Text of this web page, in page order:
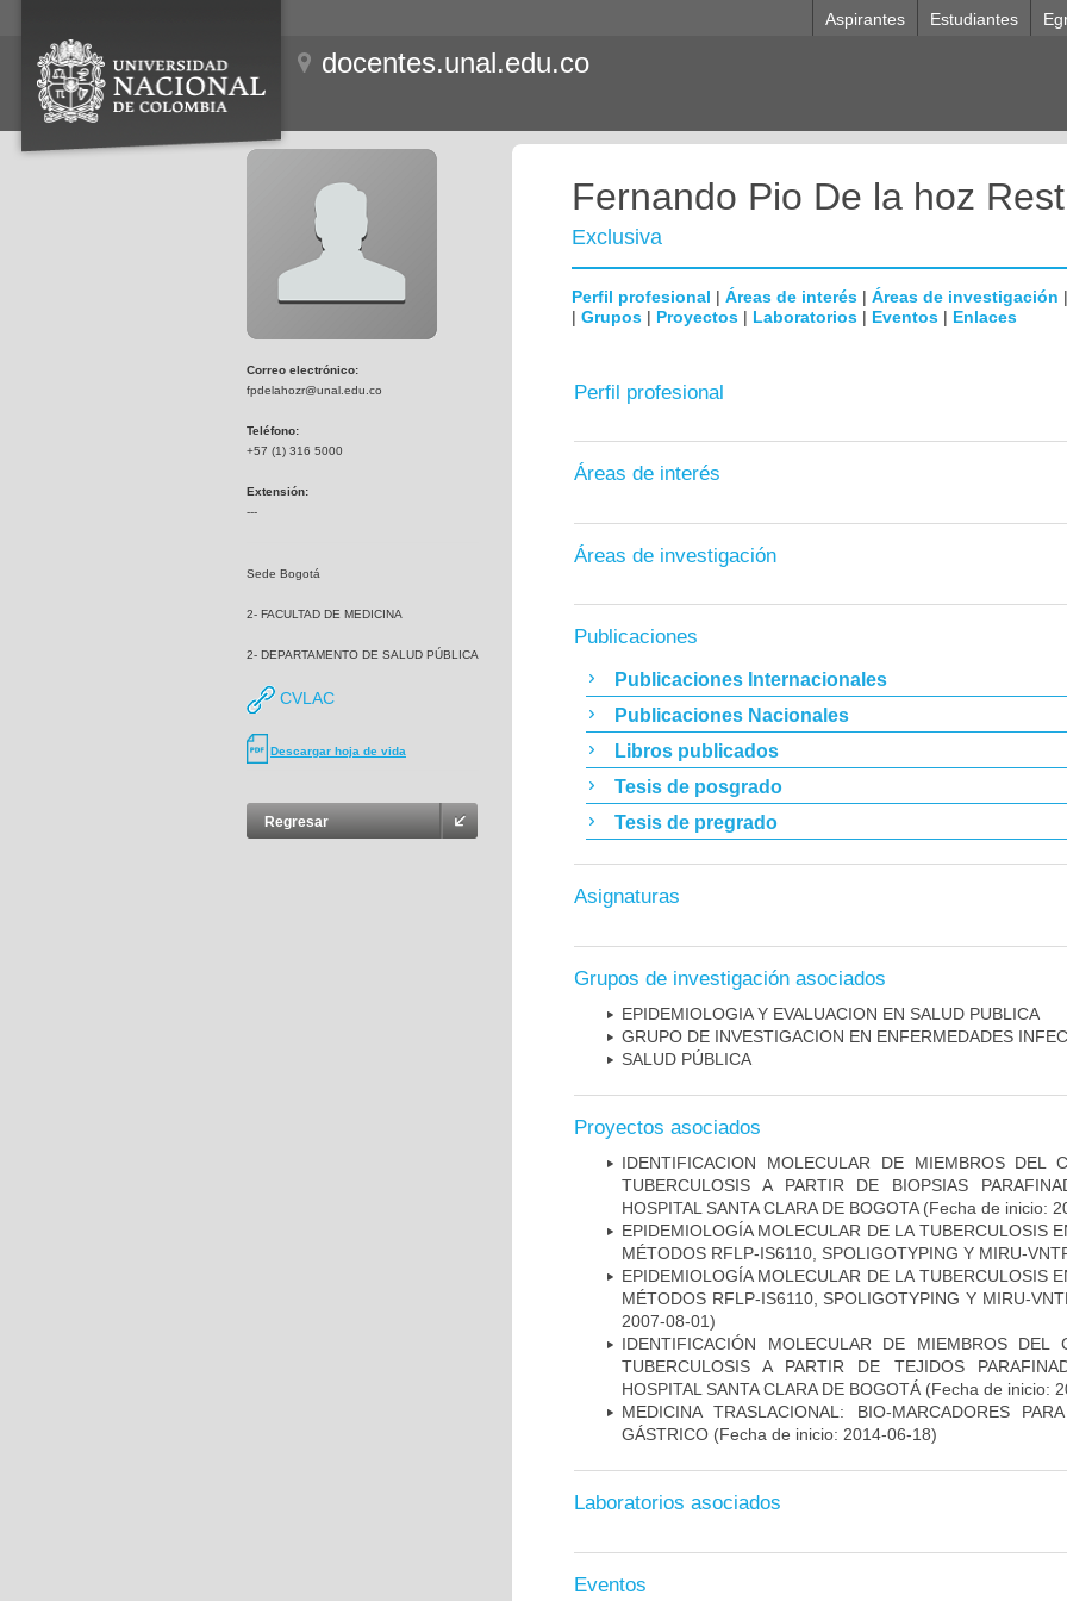
Aspirantes Estudiantes
docentes.unal.edu.co
Correo electrónico:
fpdelahozr@unal.edu.co
Teléfono:
+57 (1) 316 5000
Extensión:
---
Sede Bogotá
2- FACULTAD DE MEDICINA
2- DEPARTAMENTO DE SALUD PÚBLICA
CVLAC
Descargar hoja de vida
Regresar
Fernando Pio De la hoz
Exclusiva
Perfil profesional | Áreas de interés | Áreas de investigación |
| Grupos | Proyectos | Laboratorios | Eventos | Enlaces
Perfil profesional
Áreas de interés
Áreas de investigación
Publicaciones
Publicaciones Internacionales
Publicaciones Nacionales
Libros publicados
Tesis de posgrado
Tesis de pregrado
Asignaturas
Grupos de investigación asociados
EPIDEMIOLOGIA Y EVALUACION EN SALUD PUBLICA
GRUPO DE INVESTIGACION EN ENFERMEDADES
SALUD PÚBLICA
Proyectos asociados
IDENTIFICACION MOLECULAR DE MIEMBROS DEL
TUBERCULOSIS A PARTIR DE BIOPSIAS
HOSPITAL SANTA CLARA DE BOGOTA(Fecha de inicio:
EPIDEMIOLOGÍA MOLECULAR DE LA TUBERCULOSIS
MÉTODOS RFLP-IS6110, SPOLIGOTYPING Y MIRU-
EPIDEMIOLOGÍA MOLECULAR DE LA TUBERCULOSIS
MÉTODOS RFLP-IS6110, SPOLIGOTYPING Y MIRU-
2007-08-01)
IDENTIFICACIÓN MOLECULAR DE MIEMBROS DEL
TUBERCULOSIS A PARTIR DE TEJIDOS
HOSPITAL SANTA CLARA DE BOGOTÁ (Fecha de inicio:
MEDICINA TRASLACIONAL: BIO-MARCADORES
GÁSTRICO (Fecha de inicio: 2014-06-18)
Laboratorios asociados
Eventos